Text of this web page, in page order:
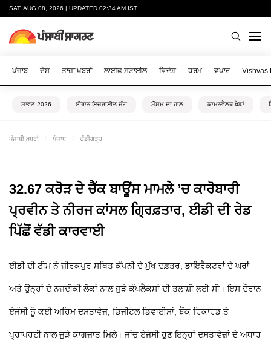
SAT, AUG 08, 2026 | UPDATED 02:34 AM IST
ਪੰਜਾਬ ਦੇਸ਼ ਤਾਜ਼ਾ ਖ਼ਬਰਾਂ ਲਾਈਫ ਸਟਾਈਲ ਵਿਦੇਸ਼ ਧਰਮ ਵਪਾਰ Vishvas
ਸਾਵਣ 2026 ਈਰਾਨ-ਇਜ਼ਰਾਈਲ ਜੰਗ ਮੌਸਮ ਦਾ ਹਾਲ ਕਾਮਨਵੈਲਥ ਖੇਡਾਂ
ਪੰਜਾਬੀ ਖ਼ਬਰਾਂ ਪੰਜਾਬ ਚੰਡੀਗੜ੍ਹ
32.67 ਕਰੋੜ ਦੇ ਚੈੱਕ ਬਾਊਂਸ ਮਾਮਲੇ ’ਚ ਕਾਰੋਬਾਰੀ
ਪ੍ਰਵੀਨ ਤੇ ਨੀਰਜ ਕਾਂਸਲ ਗ੍ਰਿਫ਼ਤਾਰ, ਈਡੀ ਦੀ ਰੇਡ
ਪਿੱਛੋਂ ਵੱਡੀ ਕਾਰਵਾਈ
ਈਡੀ ਦੀ ਟੀਮ ਨੇ ਜ਼ੀਰਕਪੁਰ ਸਥਿਤ ਕੰਪਨੀ ਦੇ ਮੁੱਖ ਦਫ਼ਤਰ, ਡਾਇਰੈਕਟਰਾਂ ਦੇ ਘਰਾਂ
ਅਤੇ ਉਨ੍ਹਾਂ ਦੇ ਨਜ਼ਦੀਕੀ ਲੋਕਾਂ ਨਾਲ ਜੁੜੇ ਕੰਪਲੈਕਸਾਂ ਦੀ ਤਲਾਸ਼ੀ ਲਈ ਸੀ। ਇਸ ਦੌਰਾਨ
ਏਜੰਸੀ ਨੂੰ ਕਈ ਅਹਿਮ ਦਸਤਾਵੇਜ਼, ਡਿਜੀਟਲ ਡਿਵਾਈਸਾਂ, ਬੈਂਕ ਰਿਕਾਰਡ ਤੇ
ਪ੍ਰਾਪਰਟੀ ਨਾਲ ਜੁੜੇ ਕਾਗਜ਼ਾਤ ਮਿਲੇ। ਜਾਂਚ ਏਜੰਸੀ ਹੁਣ ਇਨ੍ਹਾਂ ਦਸਤਾਵੇਜ਼ਾਂ ਦੇ ਅਧਾਰ